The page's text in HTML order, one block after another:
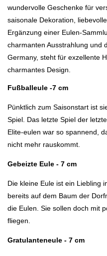
wundervolle Geschenke für
saisonale Dekoration,
Ergänzung einer Eulen-
charmanten Ausstrahlung und
Germany, steht für exzellente
charmantes Design.
Fußballeule -7 cm
Pünktlich zum Saisonstart ist
Spiel. Das letzte Spiel der
Elite-eulen war so spannend,
nicht mehr rauskommt.
Gebeizte Eule - 7 cm
Die kleine Eule ist ein Liebling
bereits auf dem Baum der
die Eulen. Sie sollen doch mit
fliegen.
Gratulanteneule - 7 cm